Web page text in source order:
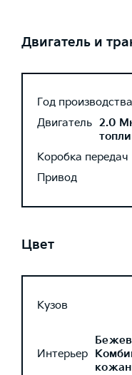
Двигатель и
Год производства
Двигатель 2.0
Коробка передач
Привод
Цвет
Кузов
Интерьер